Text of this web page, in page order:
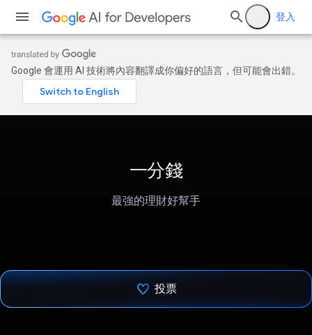
登入
Google 會運用 AI 技術將內容翻譯成你偏好的語言，但可能會出錯。
一分錢
最強的理財好幫手
投票